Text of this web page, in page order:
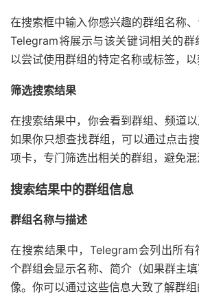
在搜索框中输入你感兴趣的群组名称、
Telegram将展示与该关键词相关的
以尝试使用群组的特定名称或标签，以
筛选搜索结果
在搜索结果中，你会看到群组、频道以
如果你只想查找群组，可以通过点击
项卡，专门筛选出相关的群组，避免混
搜索结果中的群组信息
群组名称与描述
在搜索结果中，Telegram会列出所
个群组会显示名称、简介（如果群主
像。你可以通过这些信息大致了解群组